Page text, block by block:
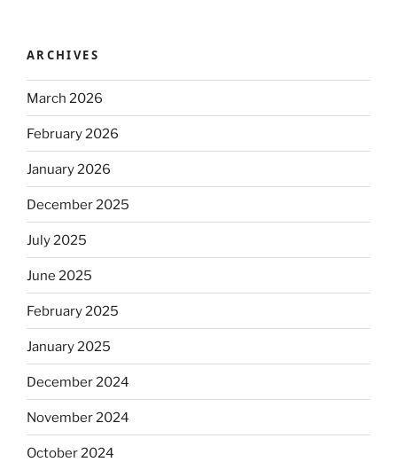
ARCHIVES
March 2026
February 2026
January 2026
December 2025
July 2025
June 2025
February 2025
January 2025
December 2024
November 2024
October 2024